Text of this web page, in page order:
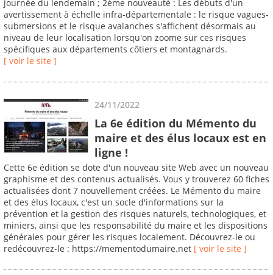
journée du lendemain ; 2ème nouveauté : Les débuts d'un
avertissement à échelle infra-départementale : le risque vagues-
submersions et le risque avalanches s'affichent désormais au
niveau de leur localisation lorsqu'on zoome sur ces risques
spécifiques aux départements côtiers et montagnards.
[ voir le site ]
24/11/2022
La 6e édition du Mémento du
maire et des élus locaux est en
ligne !
Cette 6e édition se dote d'un nouveau site Web avec un nouveau
graphisme et des contenus actualisés. Vous y trouverez 60 fiches
actualisées dont 7 nouvellement créées. Le Mémento du maire
et des élus locaux, c'est un socle d'informations sur la
prévention et la gestion des risques naturels, technologiques, et
miniers, ainsi que les responsabilité du maire et les dispositions
générales pour gérer les risques localement. Découvrez-le ou
redécouvrez-le : https://mementodumaire.net [ voir le site ]